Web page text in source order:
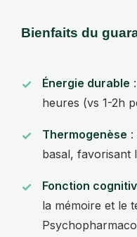
Bienfaits du
Énergie durable
heures (vs 1-2h
Thermogenèse :
basal, favorisant
Fonction
la mémoire et le